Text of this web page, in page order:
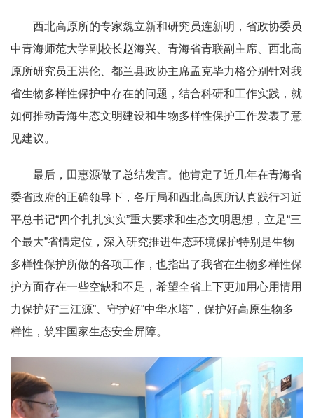
西北高原所的专家魏立新和研究员连新明，省政协委员
中青海师范大学副校长赵海兴、青海省青联副主席、西北高
原所研究员王洪伦、都兰县政协主席孟克毕力格分别针对我
省生物多样性保护中存在的问题，结合科研和工作实践，就
如何推动青海生态文明建设和生物多样性保护工作发表了意
见建议。
最后，田惠源做了总结发言。他肯定了近几年在青海省
委省政府的正确领导下，各厅局和西北高原所认真践行习近
平总书记“四个扎扎实实”重大要求和生态文明思想，立足“三
个最大”省情定位，深入研究推进生态环境保护特别是生物
多样性保护所做的各项工作，也指出了我省在生物多样性保
护方面存在一些空缺和不足，希望全省上下更加用心用情用
力保护好“三江源”、守护好“中华水塔”，保护好高原生物多
样性，筑牢国家生态安全屏障。